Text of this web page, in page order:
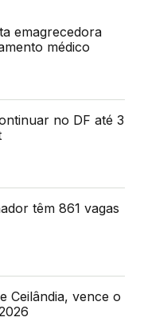
emagrecedora
médico
no DF até 3
têm 861 vagas
Ceilândia, vence o